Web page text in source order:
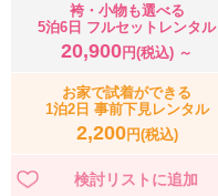
袴・小物も選べる
5泊6日 フルセットレンタル
20,900円(税込) ～
お家で試着ができる
1泊2日 事前下見レンタル
2,200円(税込)